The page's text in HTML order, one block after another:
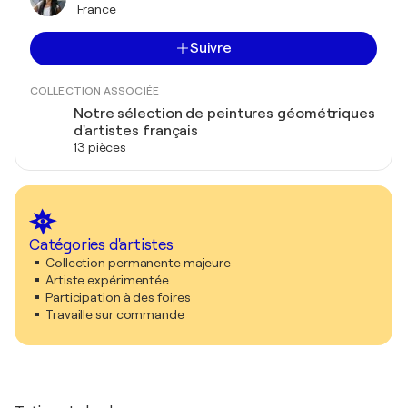
France
Suivre
COLLECTION ASSOCIÉE
Notre sélection de peintures géométriques
d'artistes français
13 pièces
Catégories d'artistes
Collection permanente majeure
Artiste expérimentée
Participation à des foires
Travaille sur commande